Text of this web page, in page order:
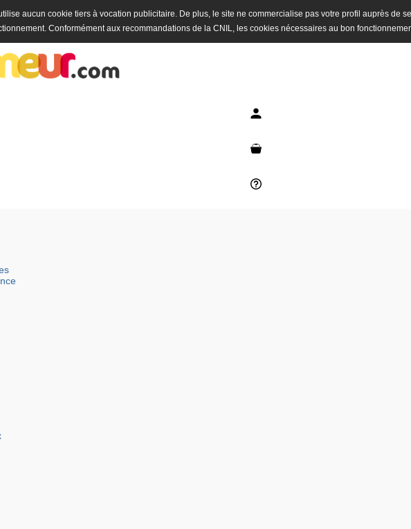
aucun cookie tiers à vocation publicitaire. De plus, le site ne commercialise pas votre profil auprès de
Conformément aux recommandations de la CNIL, les cookies nécessaires au bon